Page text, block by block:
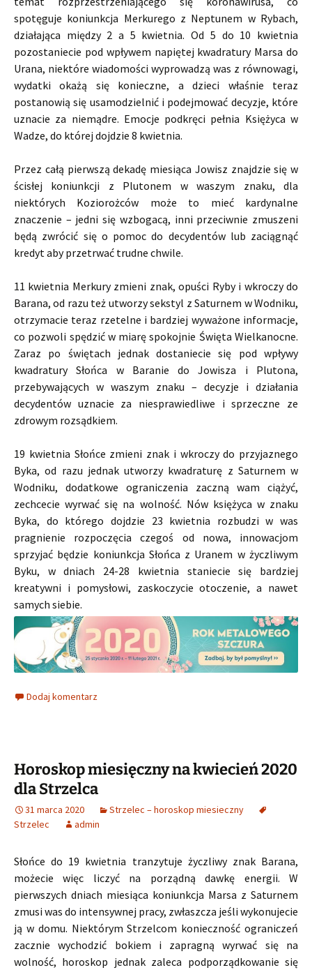
spotęguje koniunkcja Merkurego z Neptunem w Rybach,
działająca między 2 a 5 kwietnia. Od 5 do 10 kwietnia
pozostaniecie pod wpływem napiętej kwadratury Marsa do
Urana, niektóre wiadomości wyprowadzą was z równowagi,
wydatki okażą się konieczne, a dzieci właśnie teraz
postanowią się usamodzielnić i podejmować decyzje, które
uznacie za niemądre. Emocje podkręci pełnia Księżyca w
Wadze, do której dojdzie 8 kwietnia.
Przez całą pierwszą dekadę miesiąca Jowisz znajdzie się w
ścisłej koniunkcji z Plutonem w waszym znaku, dla
niektórych Koziorożców może to mieć kardynalne
znaczenie – jedni się wzbogacą, inni przeciwnie zmuszeni
będą zwrócić się o pomoc do decydentów lub zaciągnąć
kredyt aby przetrwać trudne chwile.
11 kwietnia Merkury zmieni znak, opuści Ryby i wkroczy do
Barana, od razu też utworzy sekstyl z Saturnem w Wodniku,
otrzymacie teraz rzetelne i bardziej wyważone informacje,
co pozwoli spędzić w miarę spokojnie Święta Wielkanocne.
Zaraz po świętach jednak dostaniecie się pod wpływy
kwadratury Słońca w Baranie do Jowisza i Plutona,
przebywających w waszym znaku – decyzje i działania
decydentów uznacie za niesprawiedliwe i sprzeczne ze
zdrowym rozsądkiem.
19 kwietnia Słońce zmieni znak i wkroczy do przyjaznego
Byka, od razu jednak utworzy kwadraturę z Saturnem w
Wodniku, dodatkowe ograniczenia zaczną wam ciążyć,
zechcecie wyrwać się na wolność. Nów księżyca w znaku
Byka, do którego dojdzie 23 kwietnia rozbudzi w was
pragnienie rozpoczęcia czegoś od nowa, innowacjom
sprzyjać będzie koniunkcja Słońca z Uranem w życzliwym
Byku, w dniach 24-28 kwietnia staniecie się bardziej
kreatywni i pomysłowi, zaskoczycie otoczenie, a nawet
samych siebie.
Dodaj komentarz
Horoskop miesięczny na kwiecień 2020
dla Strzelca
31 marca 2020
Strzelec – horoskop miesieczny
Strzelec
admin
Słońce do 19 kwietnia tranzytuje życzliwy znak Barana,
możecie więc liczyć na porządną dawkę energii. W
pierwszych dniach miesiąca koniunkcja Marsa z Saturnem
zmusi was do intensywnej pracy, zwłaszcza jeśli wykonujecie
ją w domu. Niektórym Strzelcom konieczność ograniczeń
zacznie wychodzić bokiem i zapragną wyrwać się na
wolność, horoskop jednak zaleca podporządkowanie się